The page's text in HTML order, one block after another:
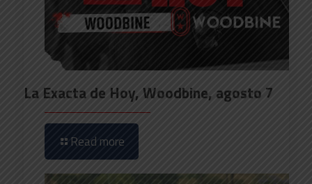
La Exacta de Hoy, Woodbine, agosto 7
Read more